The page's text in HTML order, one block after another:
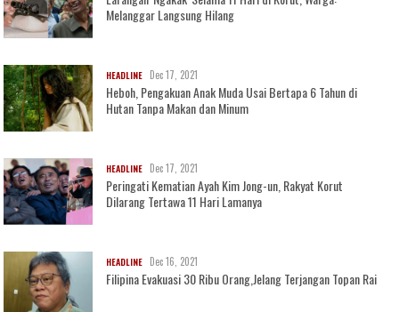
Melanggar Langsung Hilang
HEADLINE Dec 17, 2021
Heboh, Pengakuan Anak Muda Usai Bertapa 6 Tahun di
Hutan Tanpa Makan dan Minum
HEADLINE Dec 17, 2021
Peringati Kematian Ayah Kim Jong-un, Rakyat Korut
Dilarang Tertawa 11 Hari Lamanya
HEADLINE Dec 16, 2021
Filipina Evakuasi 30 Ribu Orang,Jelang Terjangan Topan Rai